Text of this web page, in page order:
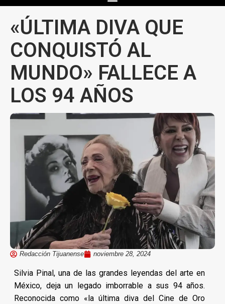
«ÚLTIMA DIVA QUE
CONQUISTÓ AL
MUNDO» FALLECE A
LOS 94 AÑOS
Redacción Tijuanense noviembre 28, 2024
Silvia Pinal, una de las grandes leyendas del arte en
México, deja un legado imborrable a sus 94 años.
Reconocida como «la última diva del Cine de Oro